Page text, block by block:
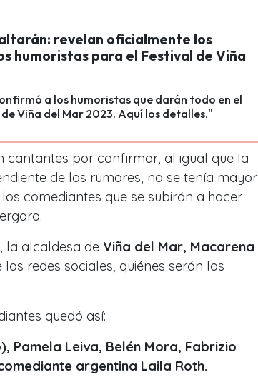
revelan oficialmente los
humoristas para el Festival de Viña
a los humoristas que darán todo en el
Viña del Mar 2023. Aquí los detalles."
cantantes por confirmar, al igual que la
de los rumores, no se tenía mayor
comediantes que se subirán a hacer
la alcaldesa de Viña del Mar, Macarena
redes sociales, quiénes serán los
quedó así:
Pamela Leiva, Belén Mora, Fabrizio
argentina Laila Roth.